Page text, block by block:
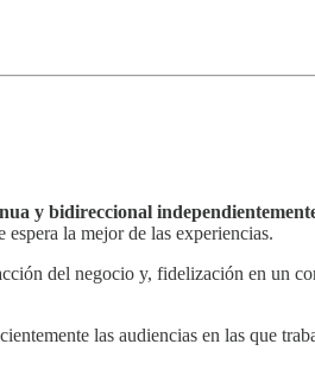
y bidireccional
la mejor de las experiencias.
del negocio y, fidelización en un
las audiencias en las que